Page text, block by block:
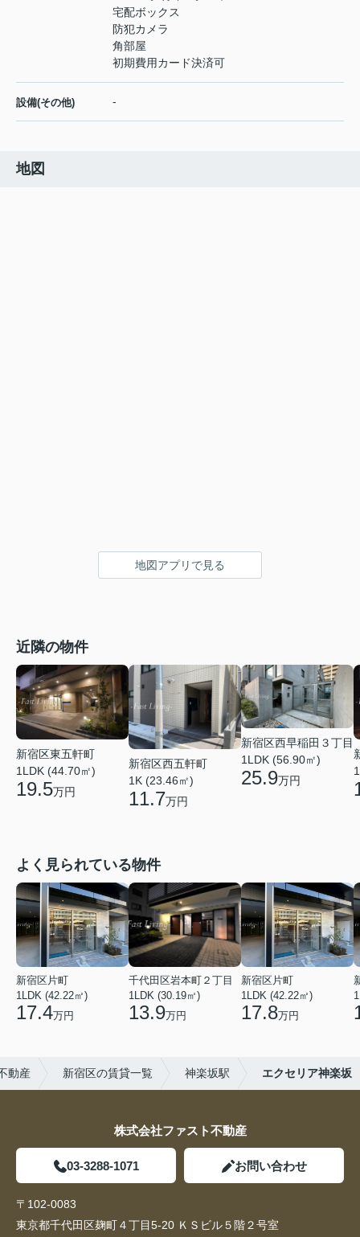
宅配ボックス
防犯カメラ
角部屋
初期費用カード決済可
設備(その他) -
地図
地図アプリで見る
近隣の物件
新宿区東五軒町
1LDK (44.70㎡)
19.5万円
新宿区西五軒町
1K (23.46㎡)
11.7万円
新宿区西早稲田３丁目
1LDK (56.90㎡)
25.9万円
よく見られている物件
新宿区片町
1LDK (42.22㎡)
17.4万円
千代田区岩本町２丁目
1LDK (30.19㎡)
13.9万円
新宿区片町
1LDK (42.22㎡)
17.8万円
動産 新宿区の賃貸一覧 神楽坂駅 エクセリア神楽坂
株式会社ファスト不動産
03-3288-1071 お問い合わせ
〒102-0083
東京都千代田区麹町４丁目5-20 ＫＳビル５階２号室